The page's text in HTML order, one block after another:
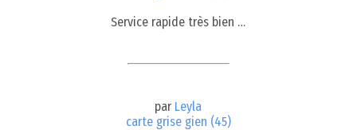
Service rapide très bien …
par Leyla
carte grise gien (45)